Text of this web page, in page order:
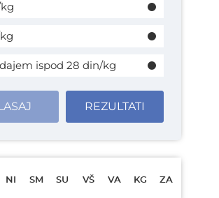
ispod 28 din/kg
REZULTATI
NI SM SU VŠ VA KG ZA